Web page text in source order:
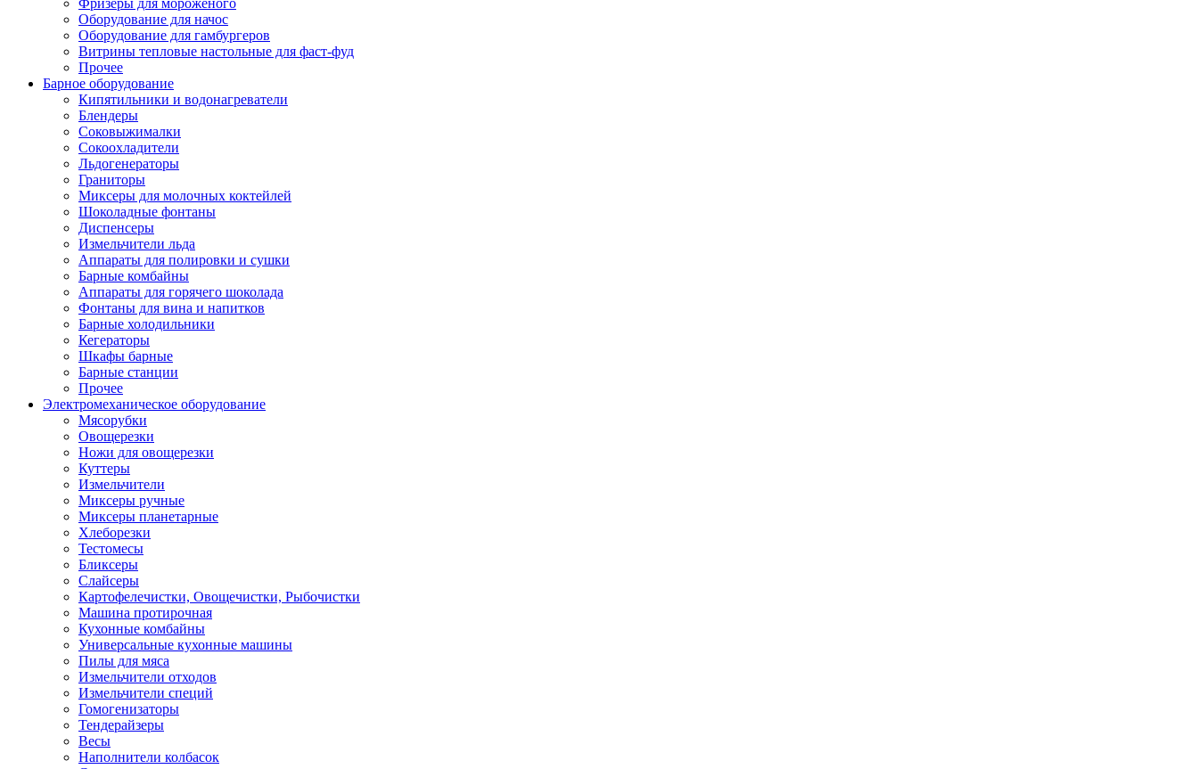
Фризеры для мороженого
Оборудование для начос
Оборудование для гамбургеров
Витрины тепловые настольные для фаст-фуд
Прочее
Барное оборудование
Кипятильники и водонагреватели
Блендеры
Соковыжималки
Сокоохладители
Льдогенераторы
Граниторы
Миксеры для молочных коктейлей
Шоколадные фонтаны
Диспенсеры
Измельчители льда
Аппараты для полировки и сушки
Барные комбайны
Аппараты для горячего шоколада
Фонтаны для вина и напитков
Барные холодильники
Кегераторы
Шкафы барные
Барные станции
Прочее
Электромеханическое оборудование
Мясорубки
Овощерезки
Ножи для овощерезки
Куттеры
Измельчители
Миксеры ручные
Миксеры планетарные
Хлеборезки
Тестомесы
Бликсеры
Слайсеры
Картофелечистки, Овощечистки, Рыбочистки
Машина протирочная
Кухонные комбайны
Универсальные кухонные машины
Пилы для мяса
Измельчители отходов
Измельчители специй
Гомогенизаторы
Тендерайзеры
Весы
Наполнители колбасок